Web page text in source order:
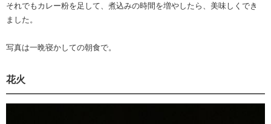
それでもカレー粉を足して、煮込みの時間を増やしたら、美味しくでき
ました。
写真は一晩寝かしての朝食で。
花火